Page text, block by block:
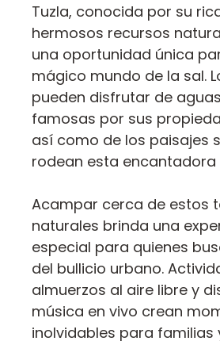
Tuzla, conocida por su
hermosos recursos
una oportunidad única
mágico mundo de la sal.
pueden disfrutar de
famosas por sus
así como de los paisajes
rodean esta encantadora
Acampar cerca de estos
naturales brinda una
especial para quienes
del bullicio urbano.
almuerzos al aire libre y
música en vivo crean
inolvidables para familias